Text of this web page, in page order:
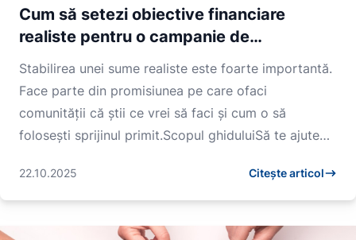
Cum să setezi obiective financiare
realiste pentru o campanie de
crowdfunding
Stabilirea unei sume realiste este foarte importantă.
Face parte din promisiunea pe care ofaci
comunității că știi ce vrei să faci și cum o să
folosești sprijinul primit.Scopul ghiduluiSă te ajute
22.10.2025 Citește articol